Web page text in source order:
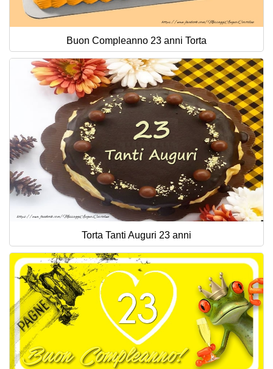
Buon Compleanno 23 anni Torta
Torta Tanti Auguri 23 anni